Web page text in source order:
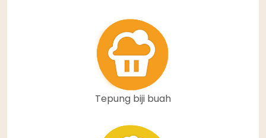
Tepung biji buah